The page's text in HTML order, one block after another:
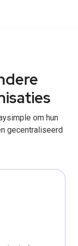
om hun
gecentraliseerd